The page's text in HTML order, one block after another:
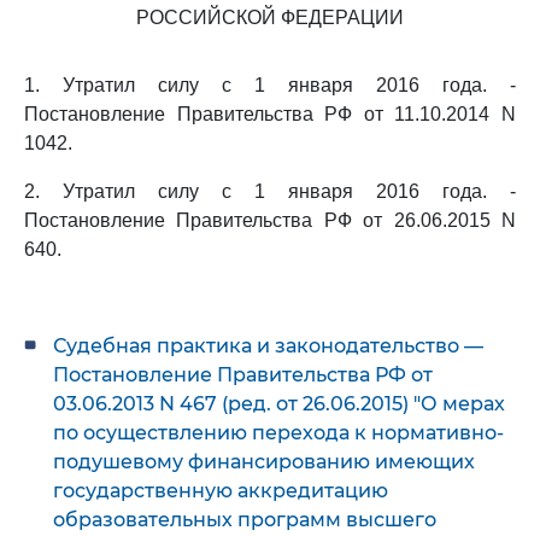
РОССИЙСКОЙ ФЕДЕРАЦИИ
1. Утратил силу с 1 января 2016 года. -
Постановление Правительства РФ от 11.10.2014 N
1042.
2. Утратил силу с 1 января 2016 года. -
Постановление Правительства РФ от 26.06.2015 N
640.
Судебная практика и законодательство —
Постановление Правительства РФ от
03.06.2013 N 467 (ред. от 26.06.2015) "О мерах
по осуществлению перехода к нормативно-
подушевому финансированию имеющих
государственную аккредитацию
образовательных программ высшего